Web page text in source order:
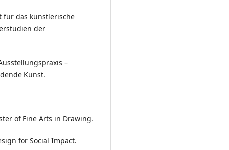
für das künstlerische
der
–
Kunst.
of Fine Arts in Drawing.
for Social Impact.